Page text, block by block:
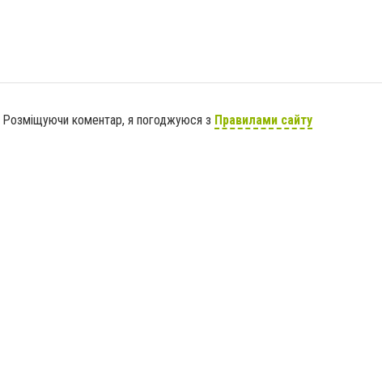
Розміщуючи коментар, я погоджуюся з Правилами сайту